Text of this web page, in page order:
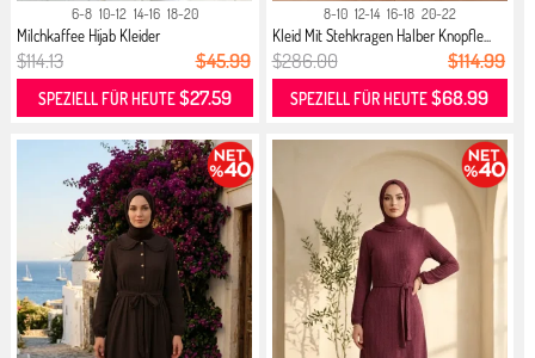
6-8 10-12 14-16 18-20
Milchkaffee Hijab Kleider
$114.13 $45.99
SPEZIELL FÜR HEUTE$27.59
8-10 12-14 16-18 20-22
Kleid Mit Stehkragen Halber Knopfle...
$286.00 $114.99
SPEZIELL FÜR HEUTE$68.99